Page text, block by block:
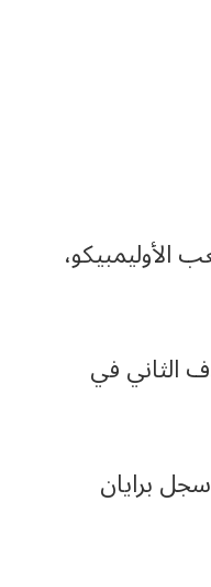
الخميس على ملعب الأوليمبيكو،
لوكاكو الهدف الثاني في
بأربع دقائق سجل برايان